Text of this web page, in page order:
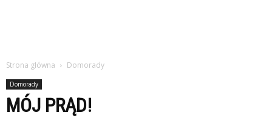
Strona główna Domorady
Domorady
MÓJ PRĄD!